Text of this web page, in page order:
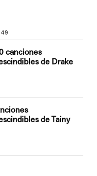
canciones
de Drake
de Tainy